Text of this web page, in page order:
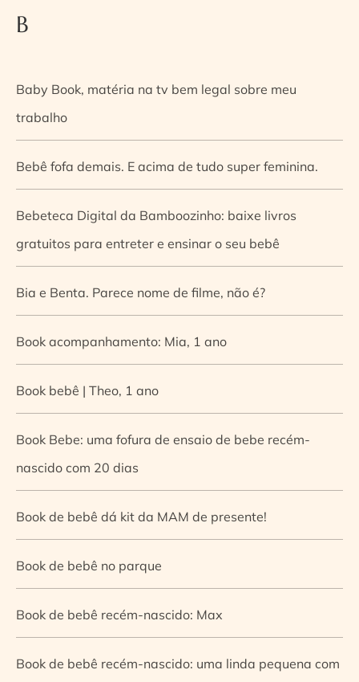
B
Baby Book, matéria na tv bem legal sobre meu
trabalho
Bebê fofa demais. E acima de tudo super feminina.
Bebeteca Digital da Bamboozinho: baixe livros
gratuitos para entreter e ensinar o seu bebê
Bia e Benta. Parece nome de filme, não é?
Book acompanhamento: Mia, 1 ano
Book bebê | Theo, 1 ano
Book Bebe: uma fofura de ensaio de bebe recém-
nascido com 20 dias
Book de bebê dá kit da MAM de presente!
Book de bebê no parque
Book de bebê recém-nascido: Max
Book de bebê recém-nascido: uma linda pequena com